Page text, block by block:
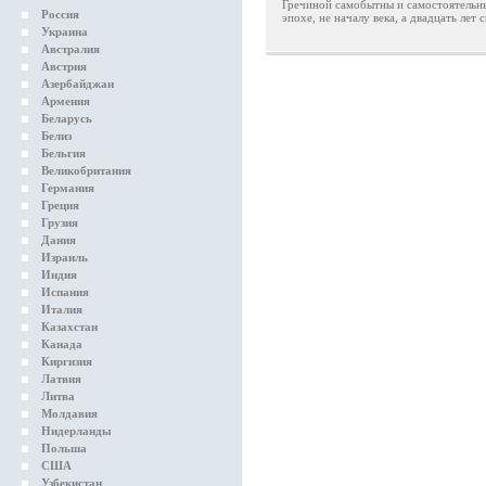
Россия
Украина
Австралия
Австрия
Азербайджан
Армения
Беларусь
Белиз
Бельгия
Великобритания
Германия
Греция
Грузия
Дания
Израиль
Индия
Испания
Италия
Казахстан
Канада
Киргизия
Латвия
Литва
Молдавия
Нидерланды
Польша
США
Узбекистан
Гречиной самобытны и
эпохе, не началу века, а двадцать лет